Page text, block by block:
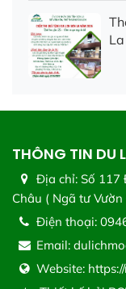
THÔNG TIN DU
Địa chỉ: Số 117
Châu ( Ngã tư
Điện thoại:
Email:
Website: